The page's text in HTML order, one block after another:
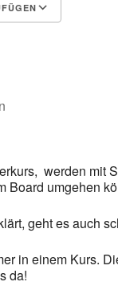
werden mit
Board umgehen
geht es auch
in einem Kurs.
da!